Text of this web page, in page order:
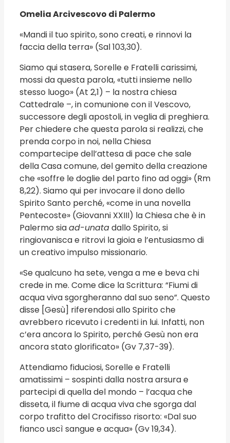
Omelia Arcivescovo di Palermo
«Mandi il tuo spirito, sono creati, e rinnovi la
faccia della terra» (Sal 103,30).
Siamo qui stasera, Sorelle e Fratelli carissimi,
mossi da questa parola, «tutti insieme nello
stesso luogo» (At 2,1) – la nostra chiesa
Cattedrale –, in comunione con il Vescovo,
successore degli apostoli, in veglia di preghiera.
Per chiedere che questa parola si realizzi, che
prenda corpo in noi, nella Chiesa
compartecipe dell’attesa di pace che sale
della Casa comune, del gemito della creazione
che «soffre le doglie del parto fino ad oggi» (Rm
8,22). Siamo qui per invocare il dono dello
Spirito Santo perché, «come in una novella
Pentecoste» (Giovanni XXIII) la Chiesa che è in
Palermo siaad-unatadallo Spirito, si
ringiovanisca e ritrovi la gioia e l’entusiasmo di
un creativo impulso missionario.
«Se qualcuno ha sete, venga a me e beva chi
crede in me. Come dice la Scrittura: “Fiumi di
acqua viva sgorgheranno dal suo seno”. Questo
disse [Gesù] riferendosi allo Spirito che
avrebbero ricevuto i credenti in lui. Infatti, non
c’era ancora lo Spirito, perché Gesù non era
ancora stato glorificato» (Gv 7,37-39).
Attendiamo fiduciosi, Sorelle e Fratelli
amatissimi – sospinti dalla nostra arsura e
partecipi di quella del mondo – l’acqua che
disseta, il fiume di acqua viva che sgorga dal
corpo trafitto del Crocifisso risorto: «Dal suo
fianco uscì sangue e acqua» (Gv 19,34).